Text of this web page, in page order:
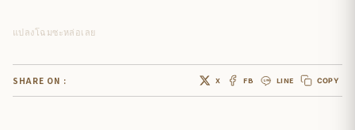
แปลงโฉมซะหล่อเลย
SHARE ON : X FB LINE COPY